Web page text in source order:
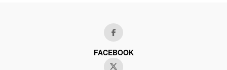
FACEBOOK